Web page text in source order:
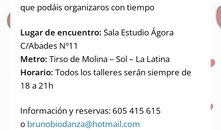
que podáis organizaros con tiempo
Lugar de encuentro: Sala Estudio Ágora
C/Abades Nº11
Metro: Tirso de Molina – Sol – La Latina
Horario: Todos los talleres serán siempre de
18 a 21h
Información y reservas: 605 415 615
o brunobiodanza@hotmail.com